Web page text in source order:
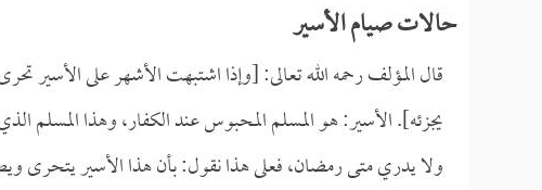
حالات صيام الأسير
قال المؤلف رحمه الله تعالى: [وإذا اشتبهت الأشهر على الأسير
يجزئه]. الأسير: هو المسلم المحبوس عند الكفار، وهذا المسلم
ولا يدري متى رمضان، فعلى هذا نقول: بأن هذا الأسير يتحرى